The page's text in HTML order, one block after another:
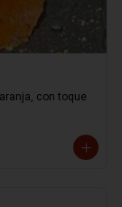
con toque